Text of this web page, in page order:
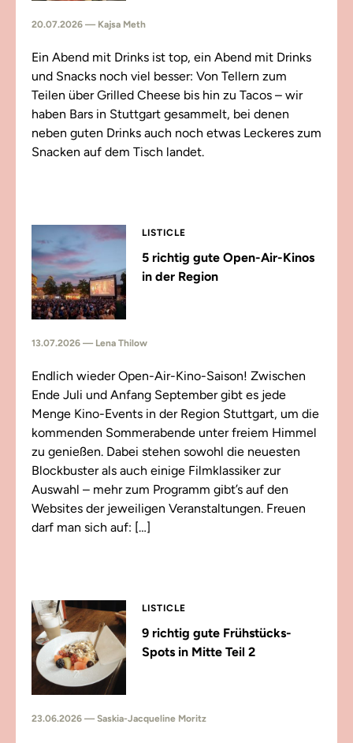
20.07.2026 — Kajsa Meth
Ein Abend mit Drinks ist top, ein Abend mit Drinks
und Snacks noch viel besser: Von Tellern zum
Teilen über Grilled Cheese bis hin zu Tacos – wir
haben Bars in Stuttgart gesammelt, bei denen
neben guten Drinks auch noch etwas Leckeres zum
Snacken auf dem Tisch landet.
LISTICLE
5 richtig gute Open-Air-Kinos
in der Region
13.07.2026 — Lena Thilow
Endlich wieder Open-Air-Kino-Saison! Zwischen
Ende Juli und Anfang September gibt es jede
Menge Kino-Events in der Region Stuttgart, um die
kommenden Sommerabende unter freiem Himmel
zu genießen. Dabei stehen sowohl die neuesten
Blockbuster als auch einige Filmklassiker zur
Auswahl – mehr zum Programm gibt’s auf den
Websites der jeweiligen Veranstaltungen. Freuen
darf man sich auf: […]
LISTICLE
9 richtig gute Frühstücks-
Spots in Mitte Teil 2
23.06.2026 — Saskia-Jacqueline Moritz